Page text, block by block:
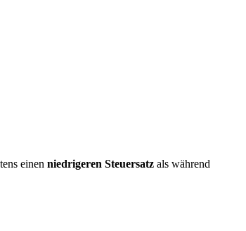
einen niedrigeren Steuersatz als während